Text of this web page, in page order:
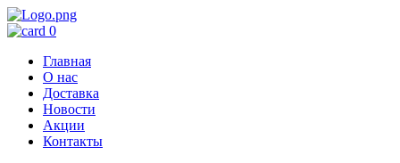
0
Главная
О нас
Доставка
Новости
Акции
Контакты